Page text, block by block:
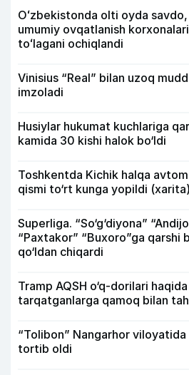
Oʻzbekistonda olti oyda
umumiy ovqatlanish
toʻlagani ochiqlandi
Vinisius “Real” bilan uzoq
imzoladi
Husiylar hukumat kuchlariga
kamida 30 kishi halok bo‘ldi
Toshkentda Kichik halqa
qismi to‘rt kunga yopildi (xarita)
Superliga. “So‘g‘diyona”
“Paxtakor” “Buxoro”ga qarshi
qo‘ldan chiqardi
Tramp AQSH o‘q-dorilari
tarqatganlarga qamoq bilan
“Tolibon” Nangarhor
tortib oldi